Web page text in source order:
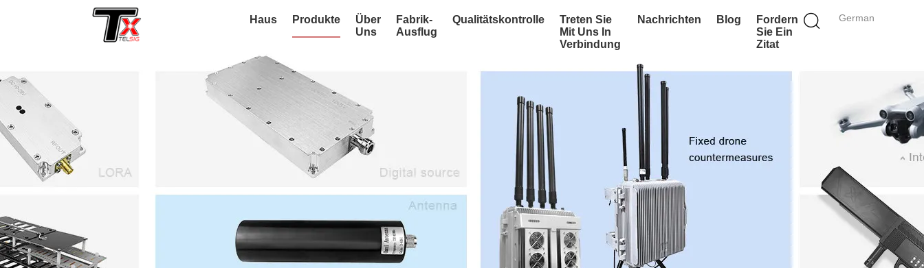
German
Haus Produkte
Über
Uns
Fabrik-
Ausflug
Qualitätskontrolle
Treten Sie
Mit Uns In
Verbindung
Nachrichten Blog
Fordern
Sie Ein
Zitat